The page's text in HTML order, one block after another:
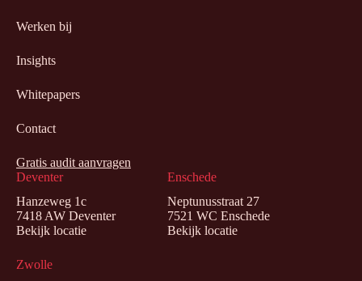
Deventer
Hanzeweg 1c
7418 AW Deventer
Bekijk locatie
Enschede
Neptunusstraat 27
7521 WC Enschede
Bekijk locatie
Zwolle
Werken bij
Insights
Whitepapers
Contact
Gratis audit aanvragen